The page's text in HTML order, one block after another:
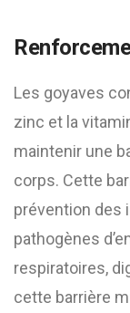
Les goyaves
zinc et la
maintenir une
corps. Cette
prévention des
pathogènes
respiratoires,
cette barrière